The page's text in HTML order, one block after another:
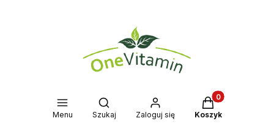
Menu
Otwórz wyszukiwarkę
Szukaj Zaloguj się
Produkty w
Koszyk